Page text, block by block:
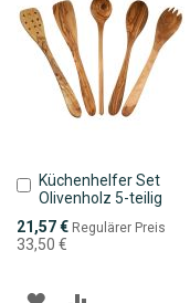
Küchenhelfer Set
Olivenholz 5-teilig
Sonderpreis
21,57 € Regulärer Preis
33,50 €
In
den
Warenkorb
ZUR